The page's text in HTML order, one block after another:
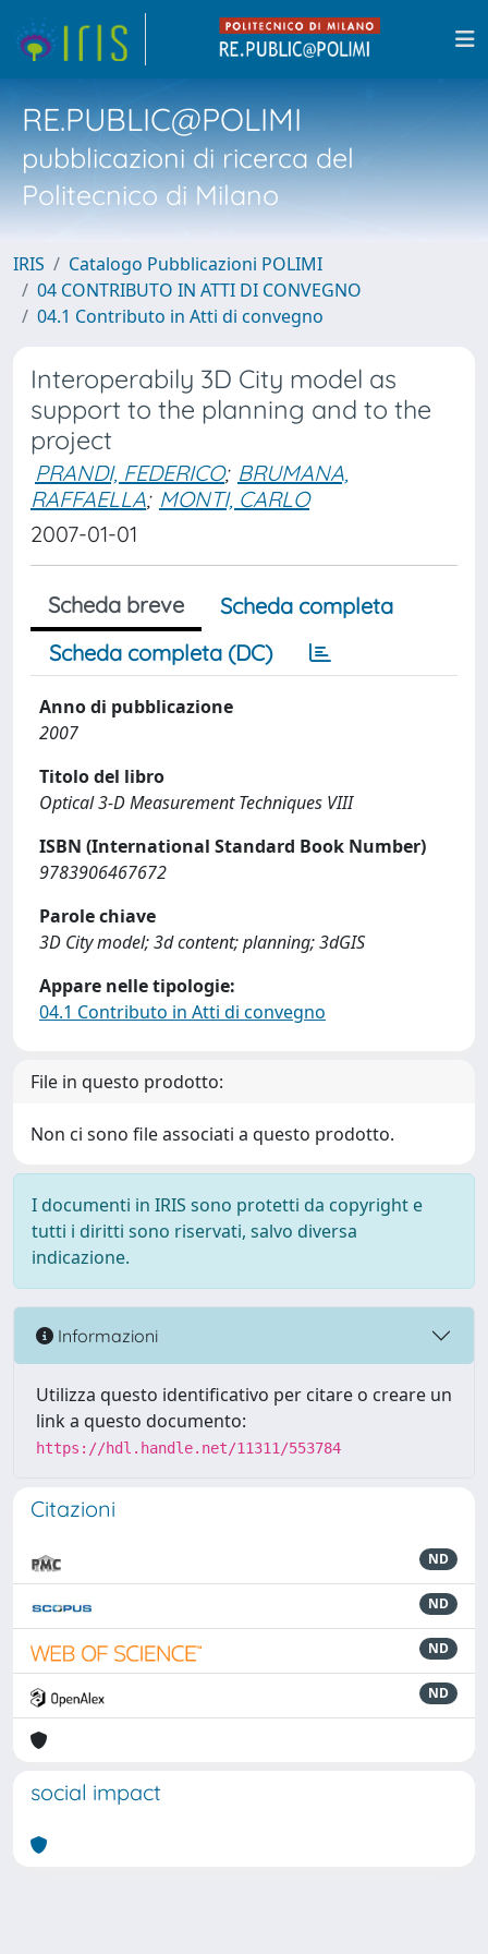
RE.PUBLIC@POLIMI
pubblicazioni di ricerca del
Politecnico di Milano
IRIS
Catalogo Pubblicazioni POLIMI
04 CONTRIBUTO IN ATTI DI CONVEGNO
04.1 Contributo in Atti di convegno
Interoperabily 3D City model as
support to the planning and to the
project
PRANDI, FEDERICO; BRUMANA,
RAFFAELLA; MONTI, CARLO
2007-01-01
Scheda breve
Scheda completa
Scheda completa (DC)
Anno di pubblicazione
2007
Titolo del libro
Optical 3-D Measurement Techniques VIII
ISBN (International Standard Book Number)
9783906467672
Parole chiave
3D City model; 3d content; planning; 3dGIS
Appare nelle tipologie:
04.1 Contributo in Atti di convegno
File in questo prodotto:
Non ci sono file associati a questo prodotto.
I documenti in IRIS sono protetti da copyright e
tutti i diritti sono riservati, salvo diversa
indicazione.
Informazioni
Utilizza questo identificativo per citare o creare un
link a questo documento:
https://hdl.handle.net/11311/553784
Citazioni
ND
ND
ND
ND
social impact